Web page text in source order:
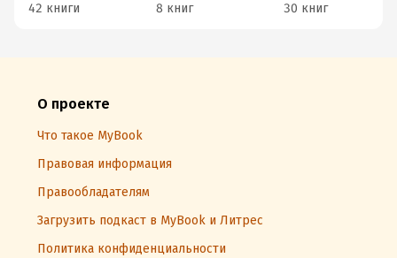
42 книги 8 книг 30 книг
О проекте
Что такое MyBook
Правовая информация
Правообладателям
Загрузить подкаст в MyBook и Литрес
Политика конфиденциальности